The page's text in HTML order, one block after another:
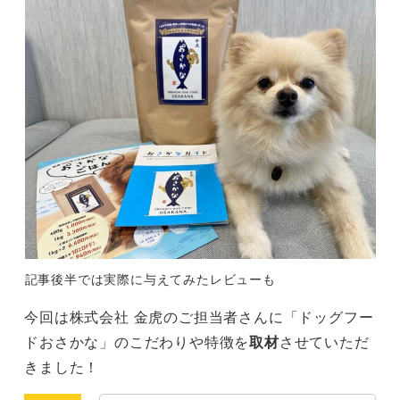
記事後半では実際に与えてみたレビューも
今回は株式会社 金虎のご担当者さんに「ドッグフー
ドおさかな」のこだわりや特徴を取材させていただ
きました！